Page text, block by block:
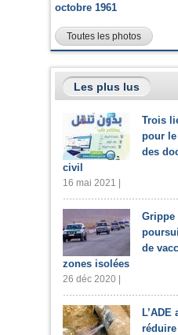
octobre 1961
Toutes les photos
Les plus lus
Trois
pour
des
civil
16 mai 2021 |
Grippe
de
zones isolées
26 déc 2020 |